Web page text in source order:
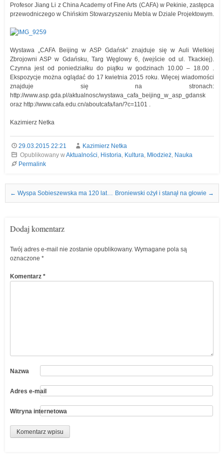
Profesor Jiang Li z China Academy of Fine Arts (CAFA) w Pekinie, zastępca
przewodniczego w Chińskim Stowarzyszeniu Mebla w Dziale Projektowym.
Wystawa „CAFA Beijing w ASP Gdańsk” znajduje się w Auli Wielkiej
Zbrojowni ASP w Gdańsku, Targ Węglowy 6, (wejście od ul. Tkackiej).
Czynna jest od poniedziałku do piątku w godzinach 10.00 – 18.00 .
Ekspozycje można oglądać do 17 kwietnia 2015 roku. Więcej wiadomości
znajduje się na stronach:
http://www.asp.gda.pl/aktualnosc/wystawa_cafa_beijing_w_asp_gdansk
oraz http://www.cafa.edu.cn/aboutcafa/lan/?c=1101 .
Kazimierz Netka
29.03.2015 22:21
Kazimierz Netka
Opublikowany wAktualności, Historia, Kultura, Młodzież, Nauka
Permalink
Nawigacja we wpisach
← Wyspa Sobieszewska ma 120 lat… Broniewski ożył i stanął na głowie →
Dodaj komentarz
Twój adres e-mail nie zostanie opublikowany. Wymagane pola są
oznaczone *
Komentarz *
Nazwa
Adres e-mail
Witryna internetowa